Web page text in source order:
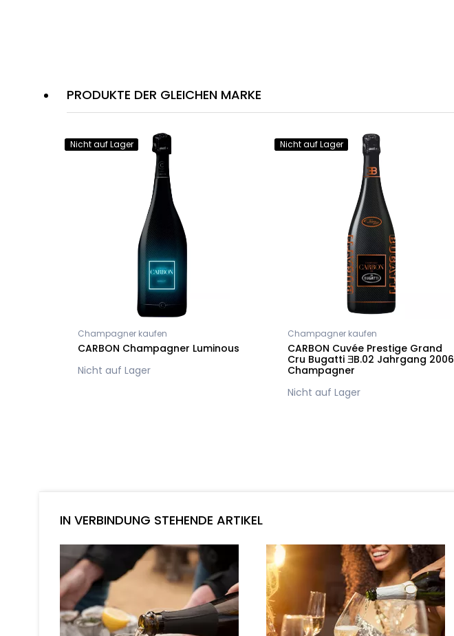
PRODUKTE DER GLEICHEN MARKE
Nicht auf Lager
Champagner kaufen
CARBON Champagner Luminous
Nicht auf Lager
Nicht auf Lager
Champagner kaufen
CARBON Cuvée Prestige Grand
Cru Bugatti ƎB.02 Jahrgang 2006
Champagner
Nicht auf Lager
IN VERBINDUNG STEHENDE ARTIKEL